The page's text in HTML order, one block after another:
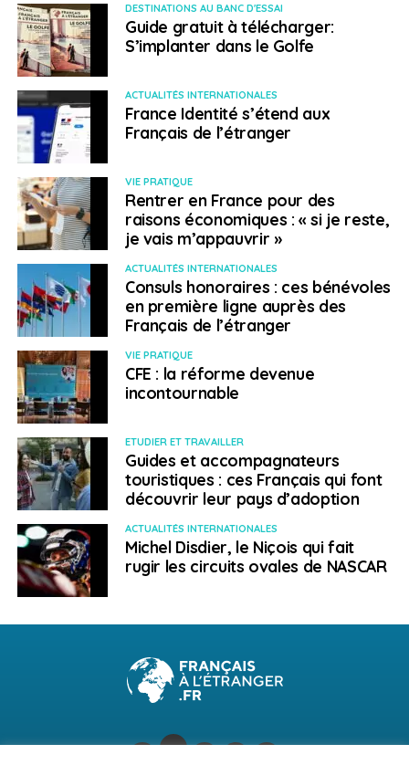
DESTINATIONS AU BANC D'ESSAI
Guide gratuit à télécharger:
S’implanter dans le Golfe
ACTUALITÉS INTERNATIONALES
France Identité s’étend aux
Français de l’étranger
VIE PRATIQUE
Rentrer en France pour des
raisons économiques : « si je reste,
je vais m’appauvrir »
ACTUALITÉS INTERNATIONALES
Consuls honoraires : ces bénévoles
en première ligne auprès des
Français de l’étranger
VIE PRATIQUE
CFE : la réforme devenue
incontournable
ETUDIER ET TRAVAILLER
Guides et accompagnateurs
touristiques : ces Français qui font
découvrir leur pays d’adoption
ACTUALITÉS INTERNATIONALES
Michel Disdier, le Niçois qui fait
rugir les circuits ovales de NASCAR